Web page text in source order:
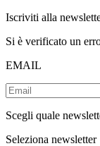
Iscriviti alla
Si è verificato un
EMAIL
Scegli quale
Seleziona newsletter